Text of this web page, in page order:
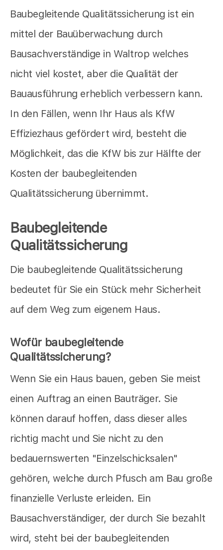
Baubegleitende Qualitätssicherung ist ein
mittel der Bauüberwachung durch
Bausachverständige in Waltrop welches
nicht viel kostet, aber die Qualität der
Bauausführung erheblich verbessern kann.
In den Fällen, wenn Ihr Haus als KfW
Effiziezhaus gefördert wird, besteht die
Möglichkeit, das die KfW bis zur Hälfte der
Kosten der baubegleitenden
Qualitätssicherung übernimmt.
Baubegleitende
Qualitätssicherung
Die baubegleitende Qualitätssicherung
bedeutet für Sie ein Stück mehr Sicherheit
auf dem Weg zum eigenem Haus.
Wofür baubegleitende
Qualitätssicherung?
Wenn Sie ein Haus bauen, geben Sie meist
einen Auftrag an einen Bauträger. Sie
können darauf hoffen, dass dieser alles
richtig macht und Sie nicht zu den
bedauernswerten "Einzelschicksalen"
gehören, welche durch Pfusch am Bau große
finanzielle Verluste erleiden. Ein
Bausachverständiger, der durch Sie bezahlt
wird, steht bei der baubegleitenden